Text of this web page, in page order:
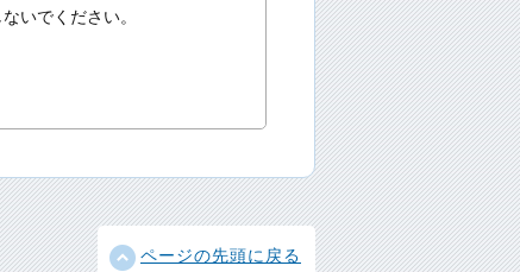
いでください。
ページの先頭に戻る